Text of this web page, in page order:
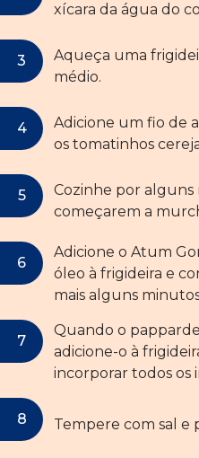
xícara da água do
Aqueça uma
médio.
Adicione um fio de
os tomatinhos
Cozinhe por alguns
começarem a
Adicione o Atum
óleo à frigideira e
mais alguns
Quando o
adicione-o à
incorporar todos os
Tempere com sal e